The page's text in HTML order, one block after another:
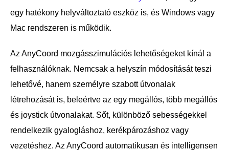
egy hatékony helyváltoztató eszköz is, és Windows vagy
Mac rendszeren is működik.
Az AnyCoord mozgásszimulációs lehetőségeket kínál a
felhasználóknak. Nemcsak a helyszín módosítását teszi
lehetővé, hanem személyre szabott útvonalak
létrehozását is, beleértve az egy megállós, több megállós
és joystick útvonalakat. Sőt, különböző sebességekkel
rendelkezik gyalogláshoz, kerékpározáshoz vagy
vezetéshez. Az AnyCoord automatikusan és intelligensen